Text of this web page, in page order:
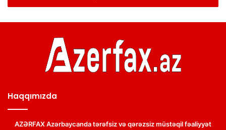
Haqqımızda
AZƏRFAX Azərbaycanda tərəfsiz və qərəzsiz müstəqil fəaliyyət